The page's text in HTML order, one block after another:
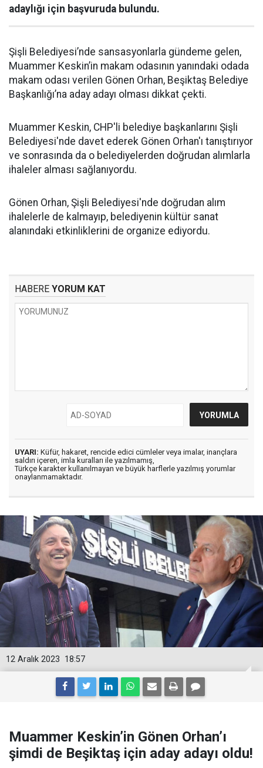
adaylığı için başvuruda bulundu.
Şişli Belediyesi’nde sansasyonlarla gündeme gelen,
Muammer Keskin’in makam odasının yanındaki odada
makam odası verilen Gönen Orhan, Beşiktaş Belediye
Başkanlığı’na aday adayı olması dikkat çekti.
Muammer Keskin, CHP'li belediye başkanlarını Şişli
Belediyesi'nde davet ederek Gönen Orhan'ı tanıştırıyor
ve sonrasında da o belediyelerden doğrudan alımlarla
ihaleler alması sağlanıyordu.
Gönen Orhan, Şişli Belediyesi'nde doğrudan alım
ihalelerle de kalmayıp, belediyenin kültür sanat
alanındaki etkinliklerini de organize ediyordu.
HABERE YORUM KAT
UYARI: Küfür, hakaret, rencide edici cümleler veya imalar, inançlara
saldırı içeren, imla kuralları ile yazılmamış,
Türkçe karakter kullanılmayan ve büyük harflerle yazılmış yorumlar
onaylanmamaktadır.
18:57
12 Aralık 2023
Muammer Keskin’in Gönen Orhan’ı
şimdi de Beşiktaş için aday adayı oldu!